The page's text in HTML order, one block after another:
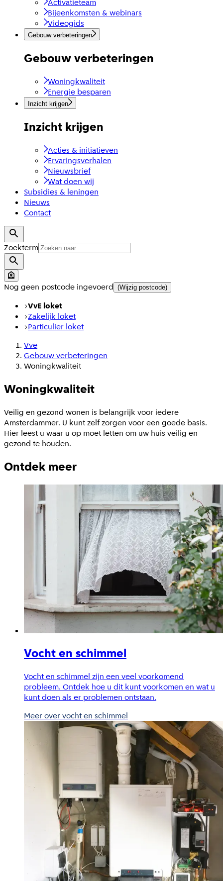
Activatieteam
Bijeenkomsten & webinars
Videogids
Gebouw verbeteringen
Gebouw verbeteringen
Woningkwaliteit
Energie besparen
Inzicht krijgen
Inzicht krijgen
Acties & initiatieven
Ervaringsverhalen
Nieuwsbrief
Wat doen wij
Subsidies & leningen
Nieuws
Contact
Zoekterm
Nog geen postcode ingevoerd (Wijzig postcode)
VvE loket
Zakelijk loket
Particulier loket
Vve
Gebouw verbeteringen
Woningkwaliteit
Woningkwaliteit
Veilig en gezond wonen is belangrijk voor iedere
Amsterdammer. U kunt zelf zorgen voor een goede basis.
Hier leest u waar u op moet letten om uw huis veilig en
gezond te houden.
Ontdek meer
Vocht en schimmel
Vocht en schimmel zijn een veel voorkomend
probleem. Ontdek hoe u dit kunt voorkomen en wat u
kunt doen als er problemen ontstaan.
Meer over vocht en schimmel